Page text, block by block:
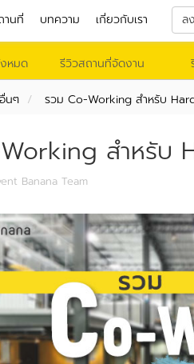
านที่ บทความ เกี่ยวกับเรา ล
หมด รีวิวสถานที่จัดงาน
อื่นๆ รวม Co-Working สำหรับ
สำหรับ
Banana Team